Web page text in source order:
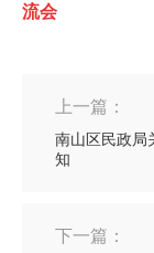
流会
上一篇：
南山区民政局
知
下一篇：